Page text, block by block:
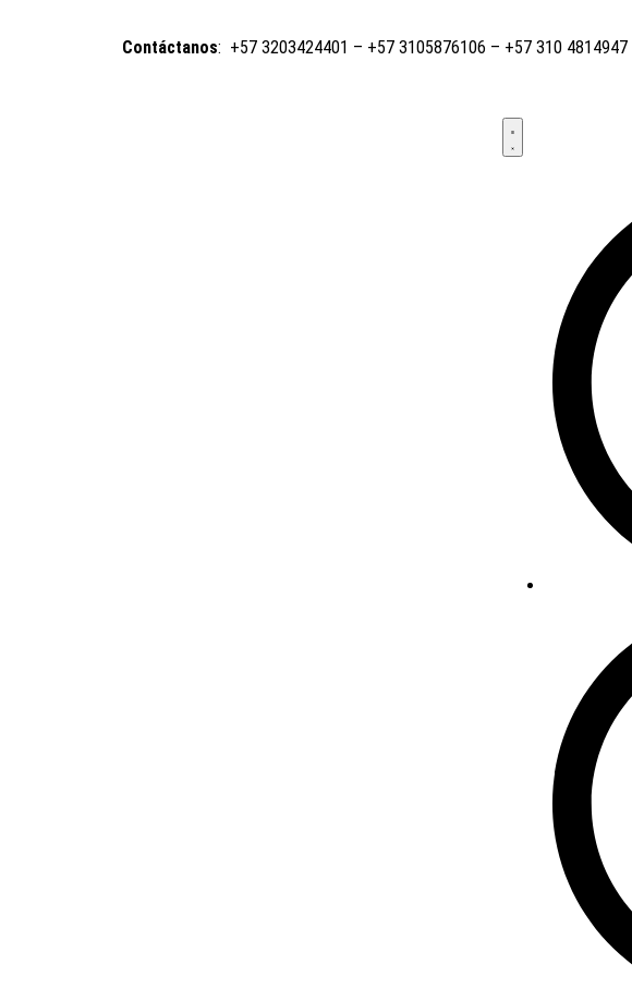
Contáctanos: +57 3203424401 – +57 3105876106 – +57 310 4814947